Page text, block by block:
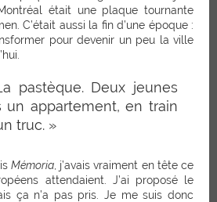
était une plaque tournante
C’était aussi la fin d’une époque :
pour devenir un peu la ville
pastèque. Deux jeunes
un appartement, en train
truc. »
Mémoria , j’avais vraiment en tête ce
attendaient. J’ai proposé le
ça n’a pas pris. Je me suis donc